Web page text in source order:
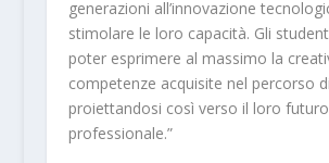
generazioni all’innovazione
stimolare le loro capacità. Gli
poter esprimere al massimo la
competenze acquisite nel percorso
proiettandosi così verso il loro futuro
professionale.”